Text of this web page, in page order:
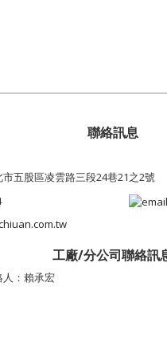
聯絡訊息
市五股區凌雲路三段24巷21之2號
工廠/分公司聯絡訊
人：賴承宏